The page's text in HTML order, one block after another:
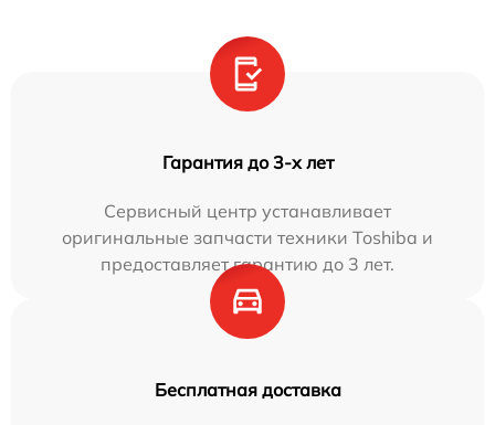
Гарантия до 3-х лет
Сервисный центр устанавливает
оригинальные запчасти техники Toshiba и
предоставляет гарантию до 3 лет.
Бесплатная доставка